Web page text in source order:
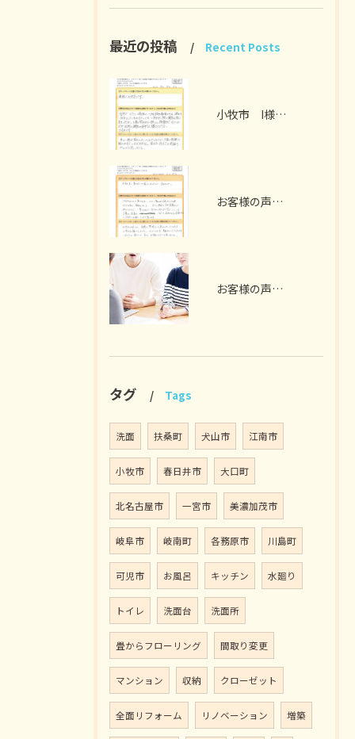
最近の投稿 Recent Posts
小牧市 I様 お客様の声
お客様の声 扶桑町 A様 （ガラス撤去、電気工事）
お客様の声 ～犬山市 S様 2世帯リノベーション～
タグ Tags
洗面 扶桑町 犬山市 江南市
小牧市 春日井市 大口町
北名古屋市 一宮市 美濃加茂市
岐阜市 岐南町 各務原市 川島町
可児市 お風呂 キッチン 水廻り
トイレ 洗面台 洗面所
畳からフローリング 間取り変更
マンション 収納 クローゼット
全面リフォーム リノベーション 増築